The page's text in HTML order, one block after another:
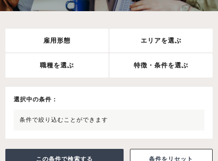
雇用形態 エリアを選ぶ
職種を選ぶ 特徴・条件を選ぶ
選択中の条件：
条件で絞り込むことができます
条件をリセット